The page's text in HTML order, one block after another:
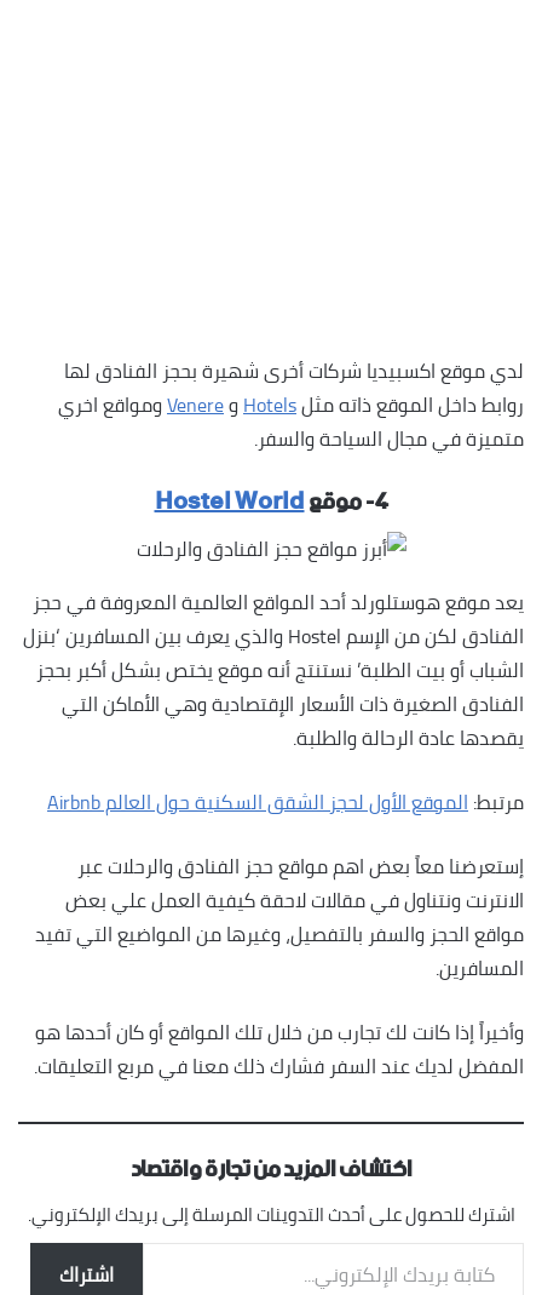
لدي موقع اكسبيديا شركات أخرى شهيرة بحجز الفنادق لها
روابط داخل الموقع ذاته مثلHotelsوVenereومواقع اخري
متميزة في مجال السياحة والسفر.
٤- موقع Hostel World
يعد موقع هوستلورلد أحد المواقع العالمية المعروفة في حجز
الفنادق لكن من الإسم Hostel والذي يعرف بين المسافرين ‘بنزل
الشباب أو بيت الطلبة’ نستنتج أنه موقع يختص بشكل أكبر بحجز
الفنادق الصغيرة ذات الأسعار الإقتصادية وهي الأماكن التي
يقصدها عادة الرحالة والطلبة.
مرتبط:الموقع الأول لحجز الشقق السكنية حول العالم Airbnb
إستعرضنا معاً بعض اهم مواقع حجز الفنادق والرحلات عبر
الانترنت ونتناول في مقالات لاحقة كيفية العمل علي بعض
مواقع الحجز والسفر بالتفصيل، وغيرها من المواضيع التي تفيد
المسافرين.
وأخيراً إذا كانت لك تجارب من خلال تلك المواقع أو كان أحدها هو
المفضل لديك عند السفر فشارك ذلك معنا في مربع التعليقات.
اكتشاف المزيد من تجارة واقتصاد
اشترك للحصول على أحدث التدوينات المرسلة إلى بريدك الإلكتروني.
كتابة بريدك الإلكتروني...
اشتراك